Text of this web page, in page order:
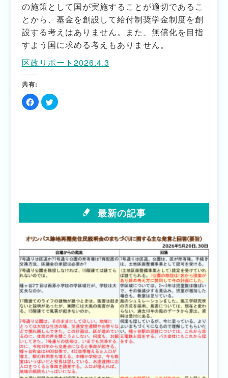
の施策として国が実施することが適切であるこ
とから、基金を創設して給付制奨学金制度を創
設する考えはありません。また、無償化を目指
すよう国に求める考えもありません。
区政リポート2026.4.3
共有:
Facebook
で
い
い
ン
ウ
で
開
き
ま
す)
ク
リ
ウ
き
す)
最新の記事